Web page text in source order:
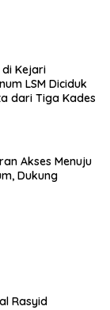
Kejari
LSM Diciduk
dari Tiga Kades
Akses Menuju
Dukung
Rasyid